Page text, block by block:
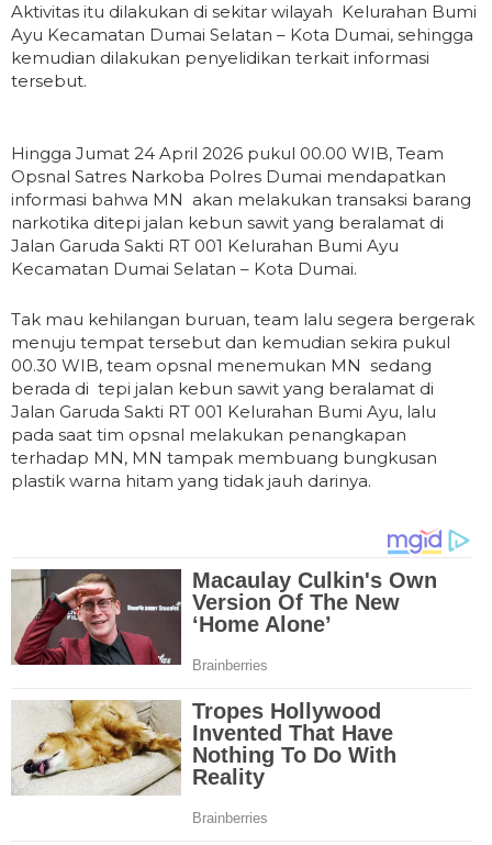
Aktivitas itu dilakukan di sekitar wilayah Kelurahan Bumi
Ayu Kecamatan Dumai Selatan – Kota Dumai, sehingga
kemudian dilakukan penyelidikan terkait informasi
tersebut.
Hingga Jumat 24 April 2026 pukul 00.00 WIB, Team
Opsnal Satres Narkoba Polres Dumai mendapatkan
informasi bahwa MN akan melakukan transaksi barang
narkotika ditepi jalan kebun sawit yang beralamat di
Jalan Garuda Sakti RT 001 Kelurahan Bumi Ayu
Kecamatan Dumai Selatan – Kota Dumai.
Tak mau kehilangan buruan, team lalu segera bergerak
menuju tempat tersebut dan kemudian sekira pukul
00.30 WIB, team opsnal menemukan MN sedang
berada di tepi jalan kebun sawit yang beralamat di
Jalan Garuda Sakti RT 001 Kelurahan Bumi Ayu, lalu
pada saat tim opsnal melakukan penangkapan
terhadap MN, MN tampak membuang bungkusan
plastik warna hitam yang tidak jauh darinya.